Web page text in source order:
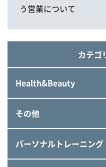
う営業について
カテゴ
Health&Beauty
その他
パーソナルトレーニング